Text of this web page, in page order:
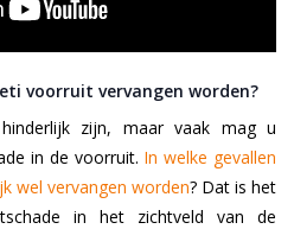
voorruit vervangen worden?
zijn, maar vaak mag u
in de voorruit. In welke gevallen
wel vervangen worden? Dat is het
in het zichtveld van de